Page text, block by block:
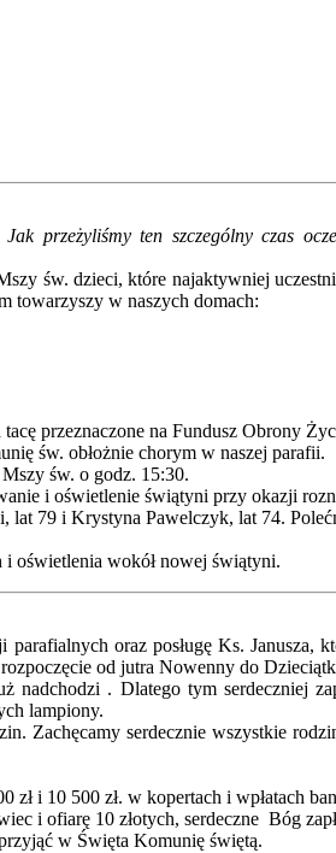
Jak przeżyliśmy ten szczególny czas
św. dzieci, które najaktywniej
towarzyszy w naszych domach:
przeznaczone na Fundusz Obrony
św. obłożnie chorym w naszej parafii.
św. o godz. 15:30.
i oświetlenie świątyni przy okazji
79 i Krystyna Pawelczyk, lat 74.
i oświetlenia wokół nowej świątyni.
oraz posługę Ks. Janusza,
od jutra Nowenny do
. Dlatego tym serdeczniej
lampiony.
Zachęcamy serdecznie wszystkie
zł i 10 500 zł. w kopertach i wpłatach
i ofiarę 10 złotych, serdeczne Bóg
w Święta Komunię świętą.